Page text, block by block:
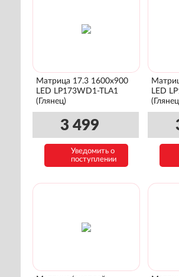
Матрица 17.3 1600x900
LED LP173WD1-TLA1
(Глянец)
3 499
Уведомить о
поступлении
LED